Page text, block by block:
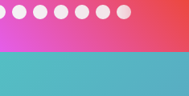
del singolo